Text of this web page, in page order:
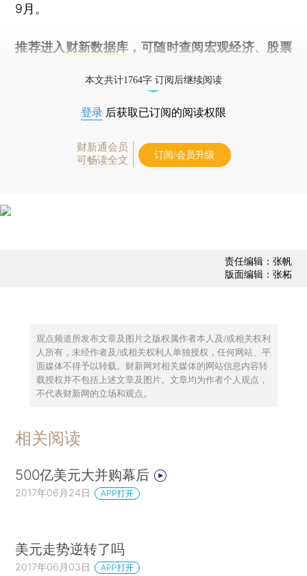
9月。
推荐进入 财新数据库 ，可随时查阅宏观经济、股票
本文共计1764字 订阅后继续阅读
登录 后获取已订阅的阅读权限
财新通会员
可畅读全文
订阅/会员升级
责任编辑：张帆
版面编辑：张柘
观点频道所发布文章及图片之版权属作者本人及/或相关权利
人所有，未经作者及/或相关权利人单独授权，任何网站、平
面媒体不得予以转载。财新网对相关媒体的网站信息内容转
载授权并不包括上述文章及图片。文章均为作者个人观点，
不代表财新网的立场和观点。
相关阅读
500亿美元大并购幕后
2017年06月24日 APP打开
美元走势逆转了吗
2017年06月03日 APP打开